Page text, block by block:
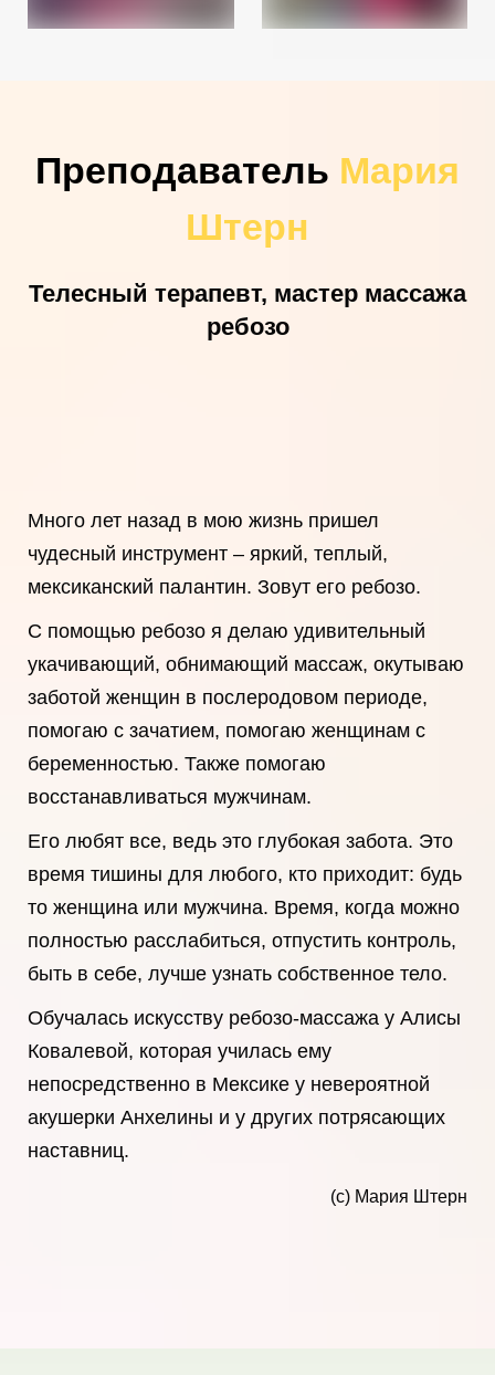
Преподаватель Мария
Штерн
Телесный терапевт, мастер массажа
ребозо
Много лет назад в мою жизнь пришел
чудесный инструмент – яркий, теплый,
мексиканский палантин. Зовут его ребозо.
С помощью ребозо я делаю удивительный
укачивающий, обнимающий массаж, окутываю
заботой женщин в послеродовом периоде,
помогаю с зачатием, помогаю женщинам с
беременностью. Также помогаю
восстанавливаться мужчинам.
Его любят все, ведь это глубокая забота. Это
время тишины для любого, кто приходит: будь
то женщина или мужчина. Время, когда можно
полностью расслабиться, отпустить контроль,
быть в себе, лучше узнать собственное тело.
Обучалась искусству ребозо-массажа у Алисы
Ковалевой, которая училась ему
непосредственно в Мексике у невероятной
акушерки Анхелины и у других потрясающих
наставниц.
(с) Мария Штерн